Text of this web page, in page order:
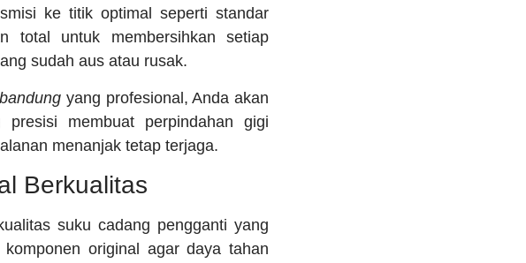
ke titik optimal seperti standar
total untuk membersihkan setiap
sudah aus atau rusak.
yang profesional, Anda akan
membuat perpindahan gigi
menanjak tetap terjaga.
Berkualitas
suku cadang pengganti yang
original agar daya tahan